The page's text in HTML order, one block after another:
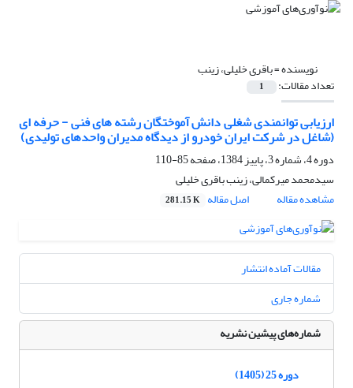
نویسنده =باقری خلیلی، زینب
تعداد مقالات: 1
ارزیابی توانمندی شغلی دانش آموختگان رشته های فنی - حرفه ای
(شاغل در شرکت ایران خودرو از دیدگاه مدیران واحدهای تولیدی)
دوره 4، شماره 3، پاییز 1384، صفحه
85-110
سیدمحمد میرکمالی، زینب باقری خلیلی
مشاهده مقاله
اصل مقاله 281.15 K
مقالات آماده انتشار
شماره جاری
شماره‌های پیشین نشریه
دوره 25 (1405)